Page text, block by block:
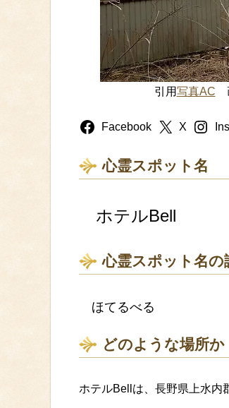
引用写真AC
Facebook X
心霊スポット名
ホテルBell
心霊スポット名の
ほてるべる
どのような場所か
ホテルBellは、長野県上水内